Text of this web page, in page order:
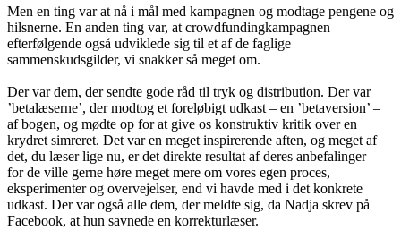
Men en ting var at nå i mål med kampagnen og modtage pengene og
hilsnerne. En anden ting var, at crowdfundingkampagnen
efterfølgende også udviklede sig til et af de faglige
sammenskudsgilder, vi snakker så meget om.
Der var dem, der sendte gode råd til tryk og distribution. Der var
’betalæserne’, der modtog et foreløbigt udkast – en ’betaversion’ –
af bogen, og mødte op for at give os konstruktiv kritik over en
krydret simreret. Det var en meget inspirerende aften, og meget af
det, du læser lige nu, er det direkte resultat af deres anbefalinger –
for de ville gerne høre meget mere om vores egen proces,
eksperimenter og overvejelser, end vi havde med i det konkrete
udkast. Der var også alle dem, der meldte sig, da Nadja skrev på
Facebook, at hun savnede en korrekturlæser.